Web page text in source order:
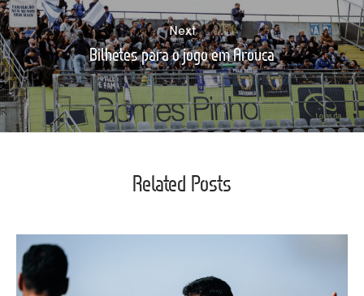
Next
Bilhetes para o jogo em Arouca
Related Posts